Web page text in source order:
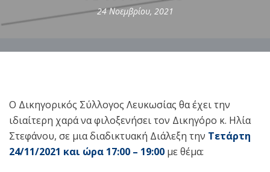
24 Νοεμβρίου, 2021
Ο Δικηγορικός Σύλλογος Λευκωσίας θα έχει την
ιδιαίτερη χαρά να φιλοξενήσει τον Δικηγόρο κ. Ηλία
Στεφάνου, σε μια διαδικτυακή Διάλεξη την Τετάρτη
24/11/2021 και ώρα 17:00 – 19:00 με θέμα: